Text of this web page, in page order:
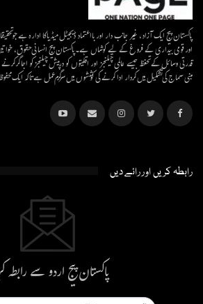
پاکستان پیج ایک آزاد، غیر جانب دار اور بااعتماد ڈیجیٹل میڈیاکا ادارہ ہے جو
اور قومی بیداری کے فروغ کے لیے کوشاں ہے۔پاکستان پیج انسانی حقوق، خواتین،
قدرتی وسائل کے تحفظ جیسے عالمی چیلنجز اور اقلیتوں کو درپیش چیلنجز کو
مبنی سماج کی تشکیل میں کردار ادا کرنے کی کوششوں میں سرگرم عمل ہےتاکہ ایک
رابطہ کریں اور رائے دیں
پاکستان پیج اردو سے